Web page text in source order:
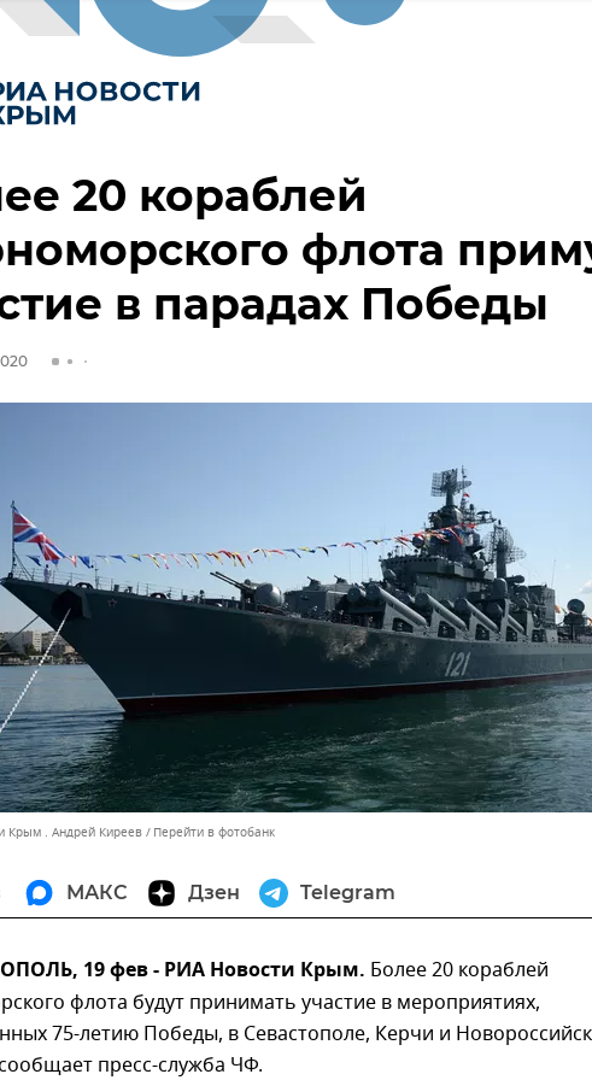
20 кораблей
флота
в парадах Победы
Крым . Андрей Киреев Перейти в фотобанк
МАКС Дзен Telegram
19 фев - РИА Новости Крым. Более 20 кораблей
флота будут принимать участие в мероприятиях,
75-летию Победы, в Севастополе, Керчи и
пресс-служба ЧФ.